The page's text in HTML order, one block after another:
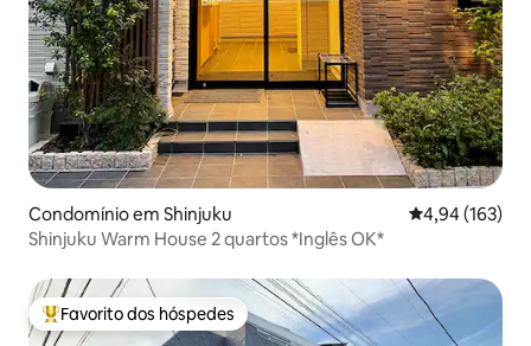
Condomínio em Shinjuku Classificação
4,94 (163)
Shinjuku Warm House 2 quartos *Inglês OK*
Favoritos dos hóspedes mais apreciados
Favorito dos hóspedes